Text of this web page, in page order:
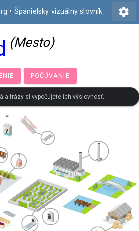
• Španielsky vizuálny slovník settings
(Mesto)
POČÚVANIE
a frázy si vypočujete ich výslovnosť.